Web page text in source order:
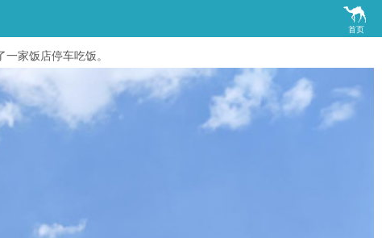

首页
家饭店停车吃饭。